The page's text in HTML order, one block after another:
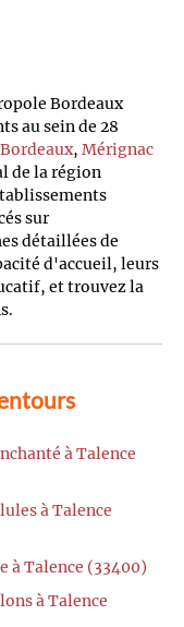
Bordeaux
au sein de 28
Bordeaux, Mérignac
de la région
sur
détaillées de
d'accueil, leurs
et trouvez la
à Talence
à Talence
à Talence (33400)
à Talence